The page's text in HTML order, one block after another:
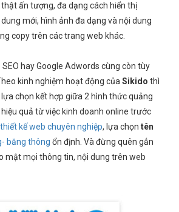
ấn tượng, đa dạng cách hiển thị
mới, hình ảnh đa dạng và nội dung
copy trên các trang web khác.
SEO hay Google Adwords cùng còn tùy
kinh nghiệm hoạt động củaSikido thì
chọn kết hợp giữa 2 hình thức quảng
quả từ việc kinh doanh online trước
thiết kế web chuyên nghiệp, lựa chọn tên
băng thông ổn định. Và đừng quên gắn
mật mọi thông tin, nội dung trên web